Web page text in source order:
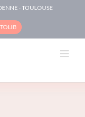
- TOULOUSE